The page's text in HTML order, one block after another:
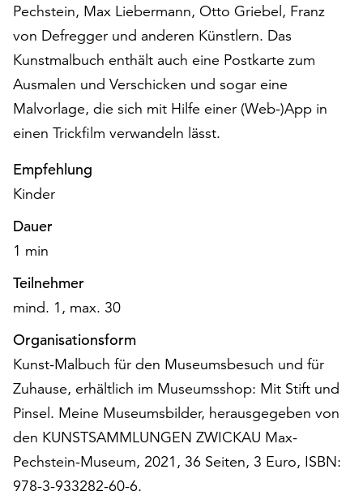
Einverständnis
weiterhin
ausgeführt.
Möchten
Sie
verwendeten
Cookies
anpassen,
erreichen
Sie
die
Einstellungen
über
die
Schaltfläche
Weitere
Informationen
finden
Sie
in
unserer
Datenschutzerklärung
oder
Pechstein, Max Liebermann, Otto Griebel, Franz
von Defregger und anderen Künstlern. Das
Kunstmalbuch enthält auch eine Postkarte zum
Ausmalen und Verschicken und sogar eine
Malvorlage, die sich mit Hilfe einer (Web-)App in
einen Trickfilm verwandeln lässt.
Empfehlung
Kinder
Dauer
1 min
Teilnehmer
mind. 1, max. 30
Organisationsform
Kunst-Malbuch für den Museumsbesuch und für
Zuhause, erhältlich im Museumsshop: Mit Stift und
Pinsel. Meine Museumsbilder, herausgegeben von
den KUNSTSAMMLUNGEN ZWICKAU Max-
Pechstein-Museum, 2021, 36 Seiten, 3 Euro, ISBN:
978-3-933282-60-6.